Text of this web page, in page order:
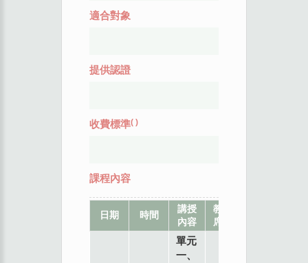
適合對象
提供認證
收費標準( )
課程內容
日期 時間
講授
內容
教
席
單元
一、